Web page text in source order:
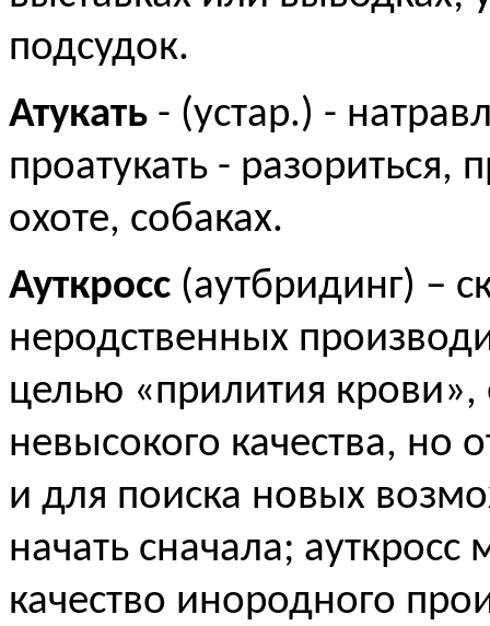
подсудок.
Атукать - (устар.) -
проатукать - разориться,
охоте, собаках.
Ауткросс (аутбридинг) –
неродственных
целью «прилития крови»,
невысокого качества, но
и для поиска новых
начать сначала;
качество инородного